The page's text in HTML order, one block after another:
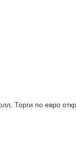
Торги по евро